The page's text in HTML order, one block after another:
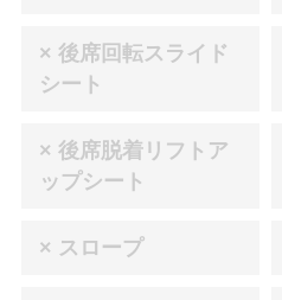
× 後席回転スライド
シート
× 後席脱着リフトア
ップシート
× スロープ